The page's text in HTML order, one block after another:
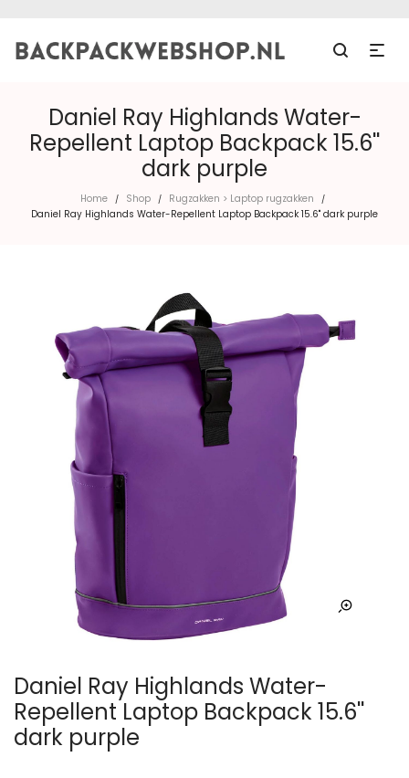
Daniel Ray Highlands Water-
Repellent Laptop Backpack 15.6''
dark purple
Home / Shop / Rugzakken > Laptop rugzakken /
Daniel Ray Highlands Water-Repellent Laptop Backpack 15.6'' dark purple
Daniel Ray Highlands Water-
Repellent Laptop Backpack 15.6''
dark purple